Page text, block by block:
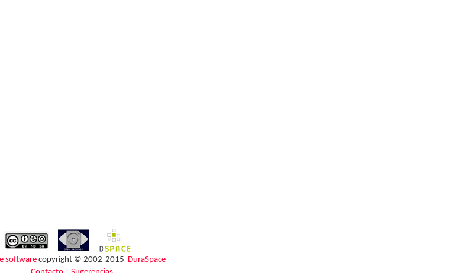
softwarecopyright © 2002-2015 DuraSpace